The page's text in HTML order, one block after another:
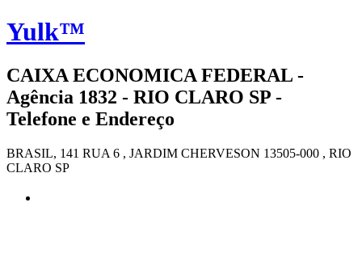
Yulk™
CAIXA ECONOMICA FEDERAL -
Agência 1832 - RIO CLARO SP -
Telefone e Endereço
BRASIL, 141 RUA 6 , JARDIM CHERVESON 13505-000 , RIO
CLARO SP